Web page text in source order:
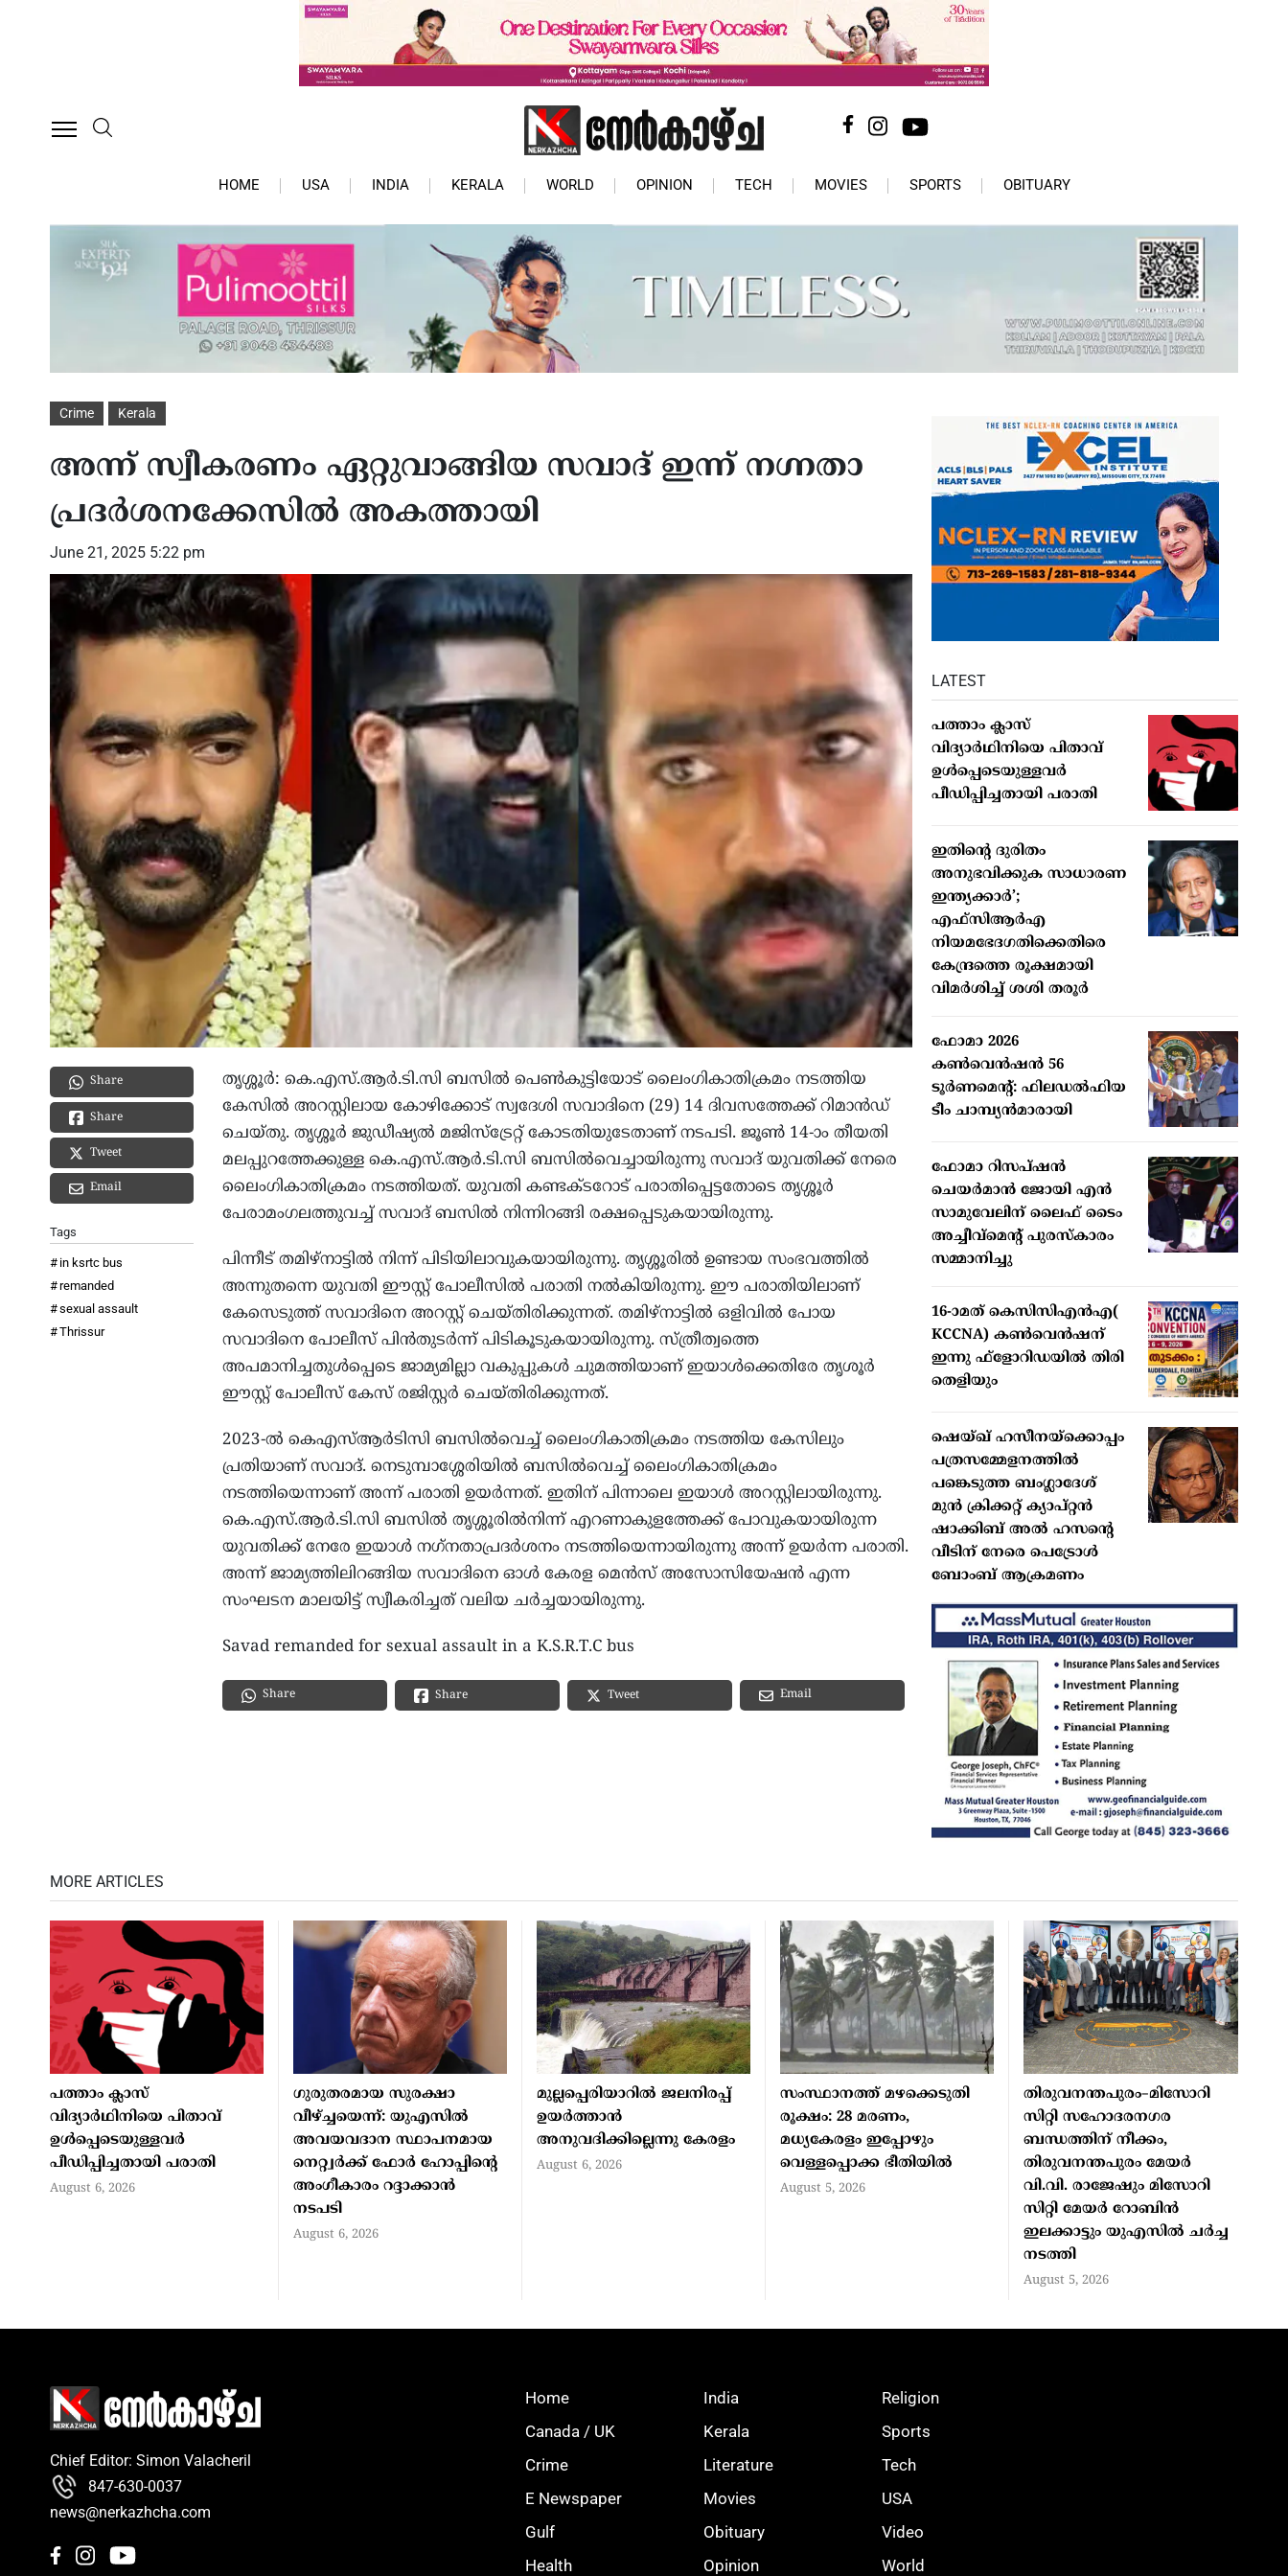
HOME USA INDIA KERALA WORLD OPINION TECH MOVIES SPORTS OBITUARY
Crime Kerala
അന്ന് സ്വീകരണം ഏറ്റുവാങ്ങിയ സവാദ് ഇന്ന് നഗ്നതാ
പ്രദര്‍ശനക്കേസില്‍ അകത്തായി
June 21, 2025 5:22 pm
Share
Share
Tweet
Email
Tags
in ksrtc bus
remanded
sexual assault
Thrissur
തൃശ്ശൂര്‍: കെ.എസ്.ആര്‍.ടി.സി ബസില്‍ പെണ്‍കുട്ടിയോട് ലൈംഗികാതിക്രമം നടത്തിയ
കേസില്‍ അറസ്റ്റിലായ കോഴിക്കോട് സ്വദേശി സവാദിനെ (29) 14 ദിവസത്തേക്ക് റിമാന്‍ഡ്
ചെയ്തു. തൃശ്ശൂര്‍ ജുഡീഷ്യല്‍ മജിസ്ട്രേറ്റ് കോടതിയുടേതാണ് നടപടി. ജൂണ്‍ 14-ാം തീയതി
മലപ്പുറത്തേക്കുള്ള കെ.എസ്.ആര്‍.ടി.സി ബസില്‍വെച്ചായിരുന്നു സവാദ് യുവതിക്ക് നേരെ
ലൈംഗികാതിക്രമം നടത്തിയത്. യുവതി കണ്ടക്ടറോട് പരാതിപ്പെട്ടതോടെ തൃശ്ശൂര്‍
പേരാമംഗലത്തുവച്ച് സവാദ് ബസില്‍ നിന്നിറങ്ങി രക്ഷപ്പെടുകയായിരുന്നു.
പിന്നീട് തമിഴ്നാട്ടില്‍ നിന്ന് പിടിയിലാവുകയായിരുന്നു. തൃശ്ശൂരില്‍ ഉണ്ടായ സംഭവത്തില്‍
അന്നുതന്നെ യുവതി ഈസ്റ്റ് പോലീസില്‍ പരാതി നല്‍കിയിരുന്നു. ഈ പരാതിയിലാണ്
കേസെടുത്ത് സവാദിനെ അറസ്റ്റ് ചെയ്തിരിക്കുന്നത്. തമിഴ്‌നാട്ടില്‍ ഒളിവില്‍ പോയ
സവാദിനെ പോലീസ് പിന്‍തുടര്‍ന്ന് പിടികൂടുകയായിരുന്നു. സ്ത്രീത്വത്തെ
അപമാനിച്ചതുള്‍പ്പെടെ ജാമ്യമില്ലാ വകുപ്പുകള്‍ ചുമത്തിയാണ് ഇയാള്‍ക്കെതിരേ തൃശൂര്‍
ഈസ്റ്റ് പോലീസ് കേസ് രജിസ്റ്റര്‍ ചെയ്തിരിക്കുന്നത്.
2023-ല്‍ കെഎസ്ആര്‍ടിസി ബസില്‍വെച്ച് ലൈംഗികാതിക്രമം നടത്തിയ കേസിലും
പ്രതിയാണ് സവാദ്. നെടുമ്പാശ്ശേരിയില്‍ ബസില്‍വെച്ച് ലൈംഗികാതിക്രമം
നടത്തിയെന്നാണ് അന്ന് പരാതി ഉയര്‍ന്നത്. ഇതിന് പിന്നാലെ ഇയാള്‍ അറസ്റ്റിലായിരുന്നു.
കെ.എസ്.ആര്‍.ടി.സി ബസില്‍ തൃശ്ശൂരില്‍നിന്ന് എറണാകുളത്തേക്ക് പോവുകയായിരുന്ന
യുവതിക്ക് നേരേ ഇയാള്‍ നഗ്‌നതാപ്രദര്‍ശനം നടത്തിയെന്നായിരുന്നു അന്ന് ഉയര്‍ന്ന പരാതി.
അന്ന് ജാമ്യത്തിലിറങ്ങിയ സവാദിനെ ഓള്‍ കേരള മെന്‍സ് അസോസിയേഷന്‍ എന്ന
സംഘടന മാലയിട്ട് സ്വീകരിച്ചത് വലിയ ചര്‍ച്ചയായിരുന്നു.
Savad remanded for sexual assault in a K.S.R.T.C bus
Share Share Tweet Email
LATEST
പത്താം ക്ലാസ്
വിദ്യാര്‍ഥിനിയെ പിതാവ്
ഉള്‍പ്പെടെയുള്ളവര്‍
പീഡിപ്പിച്ചതായി പരാതി
ഇതിന്റെ ദുരിതം
അനുഭവിക്കുക സാധാരണ
ഇന്ത്യക്കാര്‍’;
എഫ്‌സിആര്‍എ
നിയമഭേദഗതിക്കെതിരെ
കേന്ദ്രത്തെ രൂക്ഷമായി
വിമര്‍ശിച്ച് ശശി തരൂര്‍
ഫോമാ 2026
കണ്‍വെന്‍ഷന്‍ 56
ടൂര്‍ണമെന്റ്: ഫിലഡല്‍ഫിയ
ടീം ചാമ്പ്യന്‍മാരായി
ഫോമാ റിസപ്ഷന്‍
ചെയര്‍മാന്‍ ജോയി എന്‍
സാമുവേലിന് ലൈഫ് ടൈം
അച്ചീവ്‌മെന്റ് പുരസ്‌കാരം
സമ്മാനിച്ചു
16-ാമത് കെസിസിഎന്‍എ(
KCCNA) കണ്‍വെന്‍ഷന്
ഇന്നു ഫ്‌ളോറിഡയില്‍ തിരി
തെളിയും
ഷെയ്ഖ് ഹസീനയ്‌ക്കൊപ്പം
പത്രസമ്മേളനത്തില്‍
പങ്കെടുത്ത ബംഗ്ലാദേശ്
മുന്‍ ക്രിക്കറ്റ് ക്യാപ്റ്റന്‍
ഷാക്കിബ് അല്‍ ഹസന്റെ
വീടിന് നേരെ പെട്രോള്‍
ബോംബ് ആക്രമണം
MORE ARTICLES
പത്താം ക്ലാസ്
വിദ്യാര്‍ഥിനിയെ പിതാവ്
ഉള്‍പ്പെടെയുള്ളവര്‍
പീഡിപ്പിച്ചതായി പരാതി
August 6, 2026
ഗുരുതരമായ സുരക്ഷാ
വീഴ്ച്ചയെന്ന്: യുഎസില്‍
അവയവദാന സ്ഥാപനമായ
നെറ്റ്വര്‍ക്ക് ഫോര്‍ ഹോപ്പിന്റെ
അംഗീകാരം റദ്ദാക്കാന്‍
നടപടി
August 6, 2026
മുല്ലപ്പെരിയാറില്‍ ജലനിരപ്പ്
ഉയര്‍ത്താന്‍
അനുവദിക്കില്ലെന്നു കേരളം
August 6, 2026
സംസ്ഥാനത്ത് മഴക്കെടുതി
രൂക്ഷം: 28 മരണം,
മധ്യകേരളം ഇപ്പോഴും
വെള്ളപ്പൊക്ക ഭീതിയിൽ
August 5, 2026
തിരുവനന്തപുരം–മിസോറി
സിറ്റി സഹോദരനഗര
ബന്ധത്തിന് നീക്കം,
തിരുവനന്തപുരം മേയർ
വി.വി. രാജേഷും മിസോറി
സിറ്റി മേയർ റോബിൻ
ഇലക്കാട്ടും യുഎസിൽ ചർച്ച
നടത്തി
August 5, 2026
Chief Editor: Simon Valacheril
847-630-0037
news@nerkazhcha.com
Home
Canada / UK
Crime
E Newspaper
Gulf
Health
India
Kerala
Literature
Movies
Obituary
Opinion
Religion
Sports
Tech
USA
Video
World